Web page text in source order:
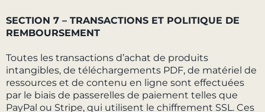
SECTION 7 – TRANSACTIONS ET POLITIQUE DE
REMBOURSEMENT
Toutes les transactions d’achat de produits
intangibles, de téléchargements PDF, de matériel de
ressources et de contenu en ligne sont effectuées
par le biais de passerelles de paiement telles que
PayPal ou Stripe, qui utilisent le chiffrement SSL. Ces